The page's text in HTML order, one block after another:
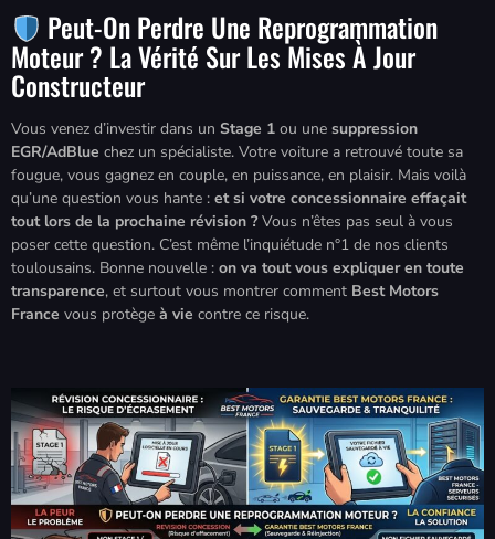
Peut-On Perdre Une Reprogrammation
Moteur ? La Vérité Sur Les Mises À Jour
Constructeur
Vous venez d’investir dans un Stage 1 ou une suppression
EGR/AdBlue chez un spécialiste. Votre voiture a retrouvé toute sa
fougue, vous gagnez en couple, en puissance, en plaisir. Mais voilà
qu’une question vous hante : et si votre concessionnaire effaçait
tout lors de la prochaine révision ?Vous n’êtes pas seul à vous
poser cette question. C’est même l’inquiétude n°1 de nos clients
toulousains. Bonne nouvelle : on va tout vous expliquer en toute
transparence, et surtout vous montrer comment Best Motors
France vous protège à vie contre ce risque.